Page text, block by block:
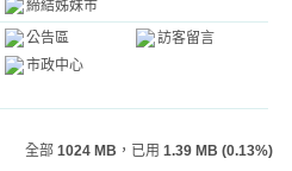
締結姊妹市
公告區
訪客留言
市政中心
全部 1024 MB ，已用 1.39 MB (0.13%)